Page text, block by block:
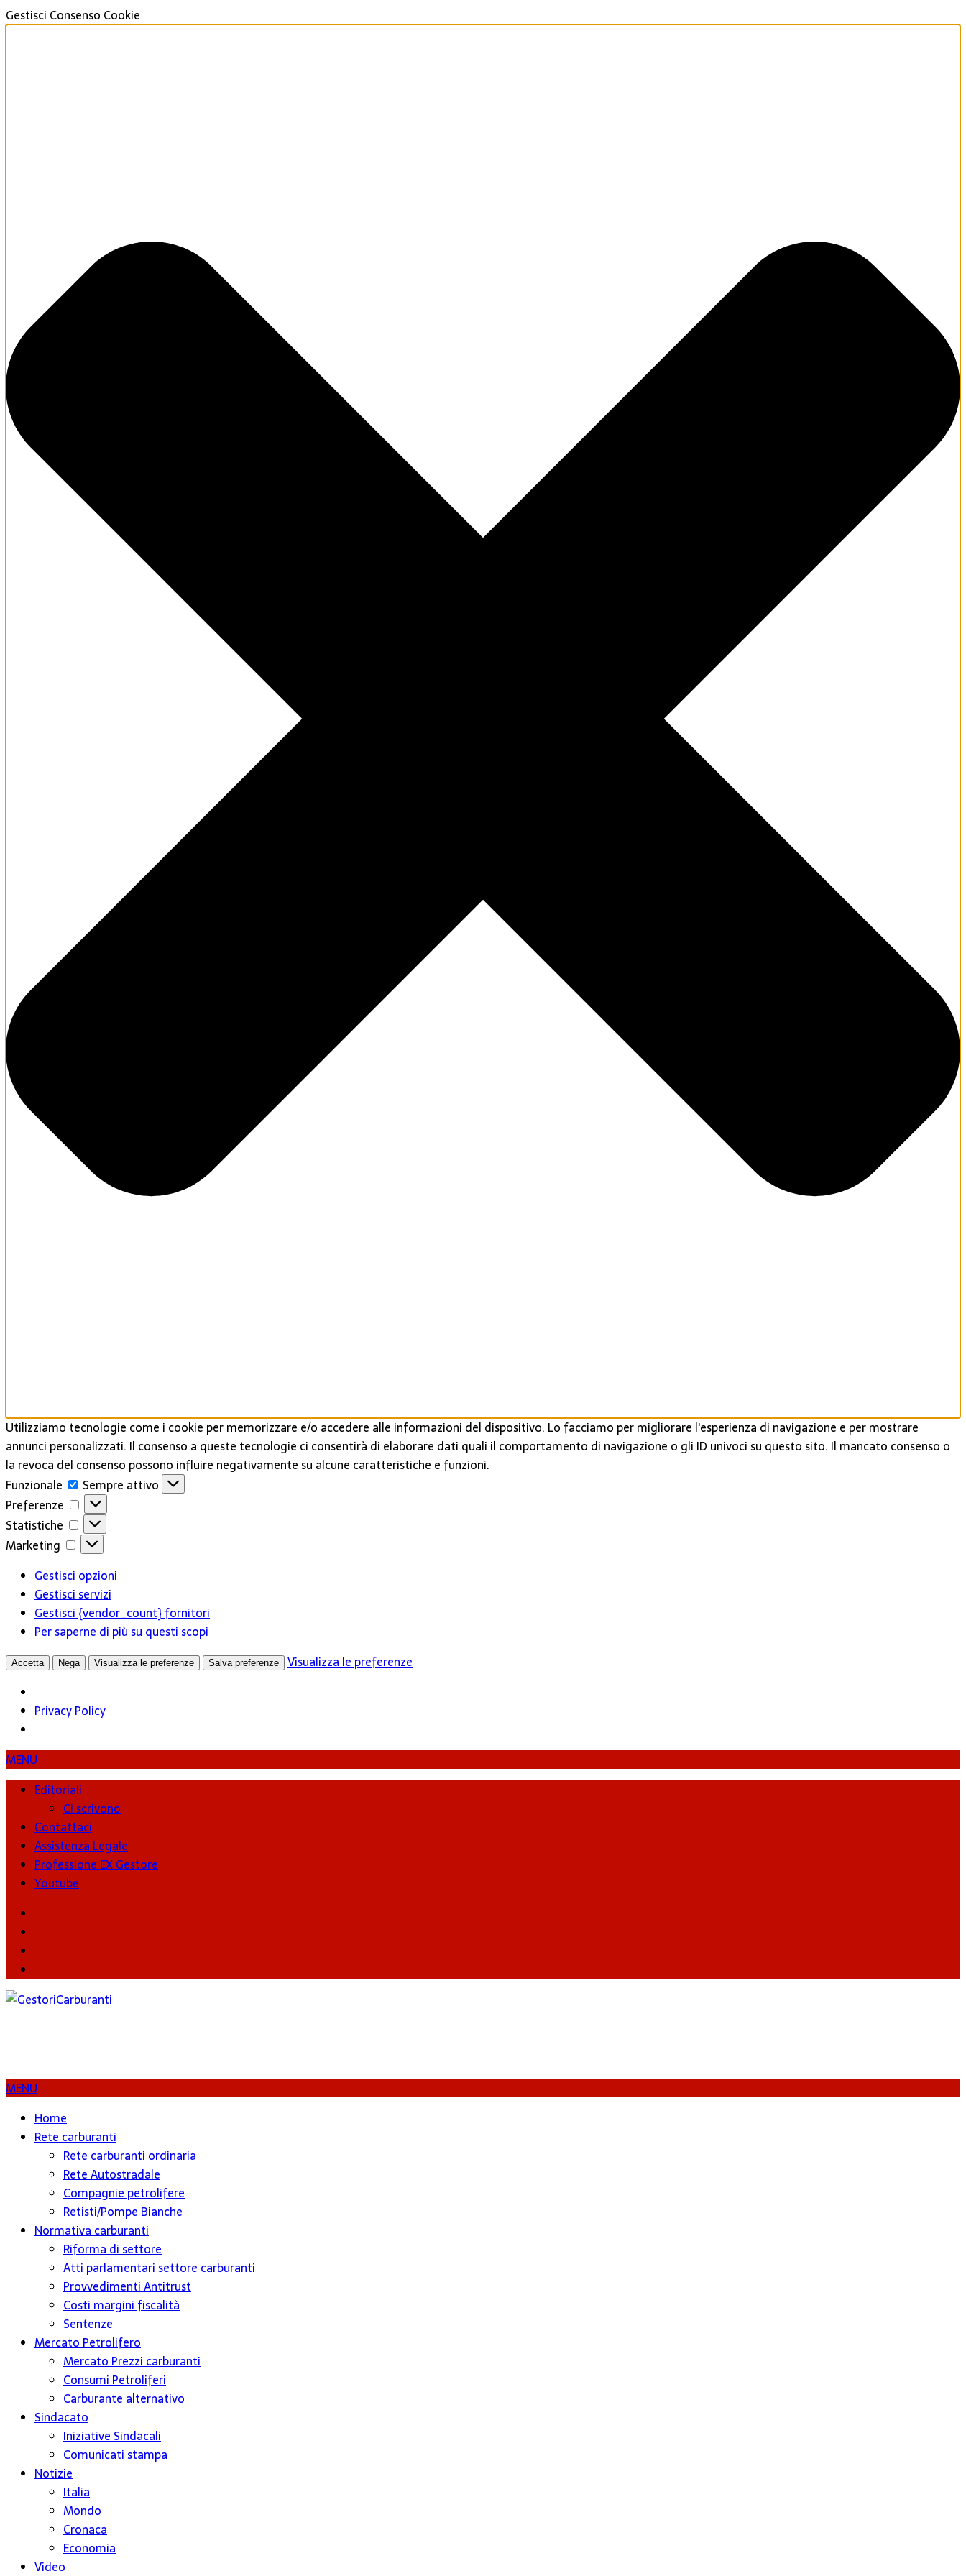
Gestisci Consenso Cookie
Utilizziamo tecnologie come i cookie per memorizzare e/o accedere alle informazioni del dispositivo. Lo facciamo per migliorare l'esperienza di navigazione e per mostrare
annunci personalizzati. Il consenso a queste tecnologie ci consentirà di elaborare dati quali il comportamento di navigazione o gli ID univoci su questo sito. Il mancato consenso o
la revoca del consenso possono influire negativamente su alcune caratteristiche e funzioni.
Funzionale
Funzionale
Sempre attivo
Preferenze
Preferenze
Statistiche
Statistiche
Marketing
Marketing
Gestisci opzioni
Gestisci servizi
Gestisci {vendor_count} fornitori
Per saperne di più su questi scopi
Accetta Nega Visualizza le preferenze Salva preferenze Visualizza le preferenze
Privacy Policy
MENU
Editoriali
Ci scrivono
Contattaci
Assistenza Legale
Professione EX Gestore
Youtube
MENU
Home
Rete carburanti
Rete carburanti ordinaria
Rete Autostradale
Compagnie petrolifere
Retisti/Pompe Bianche
Normativa carburanti
Riforma di settore
Atti parlamentari settore carburanti
Provvedimenti Antitrust
Costi margini fiscalità
Sentenze
Mercato Petrolifero
Mercato Prezzi carburanti
Consumi Petroliferi
Carburante alternativo
Sindacato
Iniziative Sindacali
Comunicati stampa
Notizie
Italia
Mondo
Cronaca
Economia
Video